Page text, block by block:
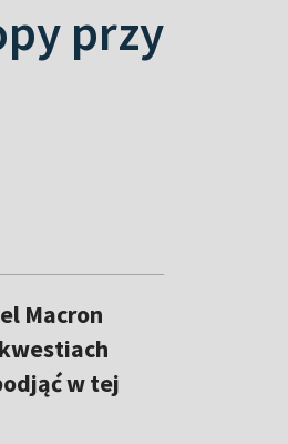
przy
Macron
w tej